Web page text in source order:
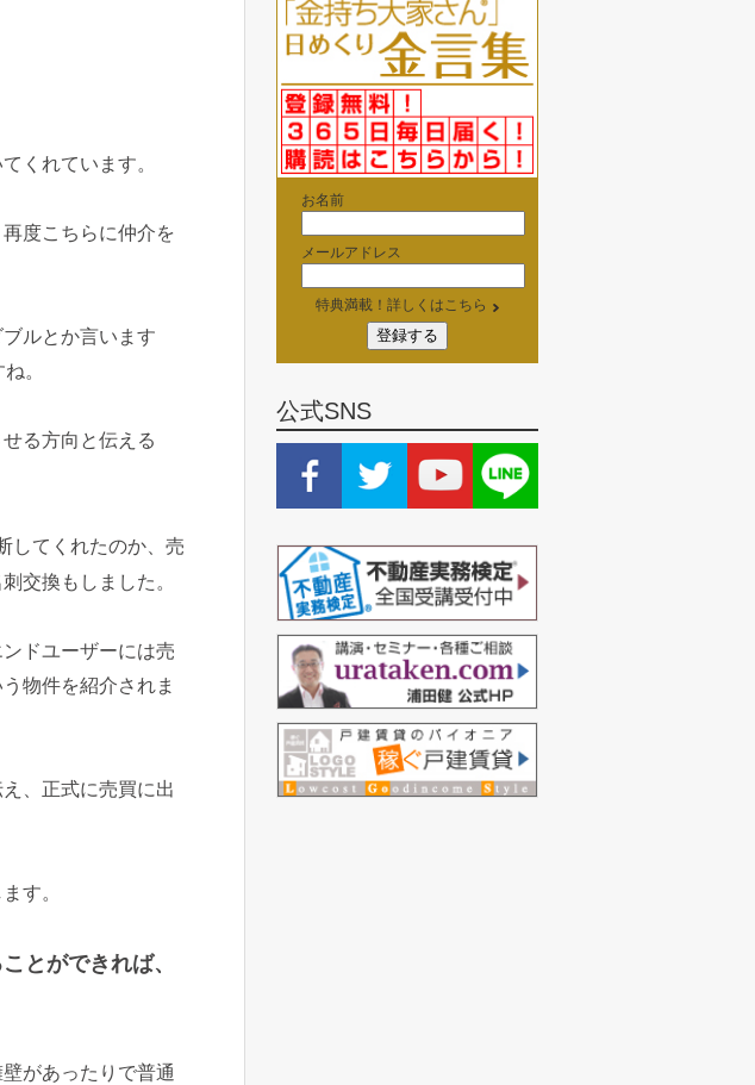
くれています。
度こちらに仲介を
ルとか言います
。
る方向と伝える
してくれたのか、売
交換もしました。
ドユーザーには売
物件を紹介されま
、正式に売買に出
す。
とができれば、
があったりで普通
お名前
メールアドレス
特典満載！詳しくはこちら
公式SNS